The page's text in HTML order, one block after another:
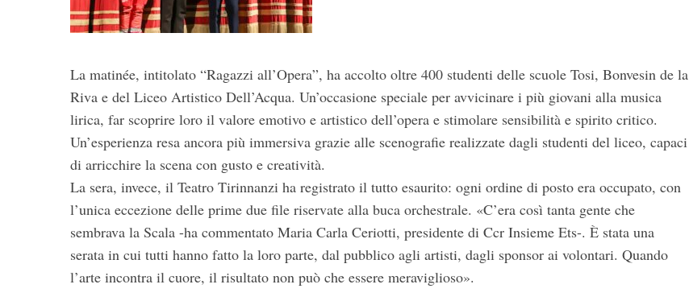
La matinée, intitolato “Ragazzi all’Opera”, ha accolto oltre 400 studenti delle scuole Tosi, Bonvesin de la
Riva e del Liceo Artistico Dell’Acqua. Un’occasione speciale per avvicinare i più giovani alla musica
lirica, far scoprire loro il valore emotivo e artistico dell’opera e stimolare sensibilità e spirito critico.
Un’esperienza resa ancora più immersiva grazie alle scenografie realizzate dagli studenti del liceo, capaci
di arricchire la scena con gusto e creatività.
La sera, invece, il Teatro Tirinnanzi ha registrato il tutto esaurito: ogni ordine di posto era occupato, con
l’unica eccezione delle prime due file riservate alla buca orchestrale. «C’era così tanta gente che
sembrava la Scala -ha commentato Maria Carla Ceriotti, presidente di Ccr Insieme Ets-. È stata una
serata in cui tutti hanno fatto la loro parte, dal pubblico agli artisti, dagli sponsor ai volontari. Quando
l’arte incontra il cuore, il risultato non può che essere meraviglioso».